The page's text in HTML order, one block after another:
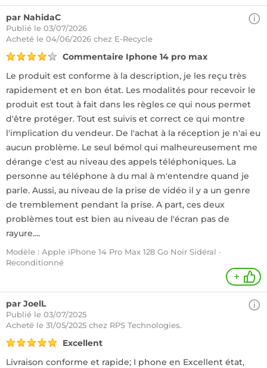
par NahidaC
Publié le 03/07/2026
Acheté le 04/06/2026 chez E-Recycle
Commentaire Iphone 14 pro max
Le produit est conforme à la description, je les reçu très
rapidement et en bon état. Les modalités pour recevoir le
produit est tout à fait dans les règles ce qui nous permet
d'être protéger. Tout est suivis et correct ce qui montre
l'implication du vendeur. De l'achat à la réception je n'ai eu
aucun problème. Le seul bémol qui malheureusement me
dérange c'est au niveau des appels téléphoniques. La
personne au téléphone à du mal à m'entendre quand je
parle. Aussi, au niveau de la prise de vidéo il y a un genre
de tremblement pendant la prise. A part, ces deux
problèmes tout est bien au niveau de l'écran pas de
rayure....
Modèle : Apple iPhone 14 Pro Max 128 Go Noir Sidéral ·
Reconditionné
+
par JoelL
Publié le 03/07/2025
Acheté le 31/05/2025 chez RPS Technologies.
Excellent
Livraison conforme et rapide; I phone en Excellent état,